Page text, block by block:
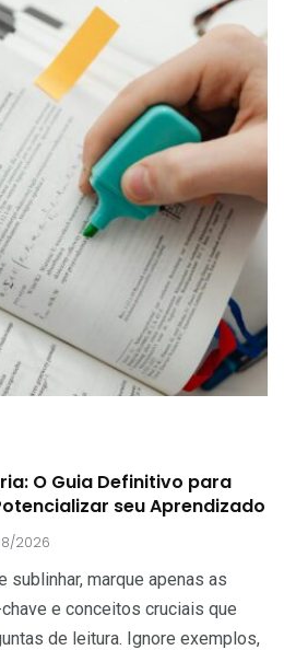
O Guia Definitivo para
seu Aprendizado
2026
sublinhar, marque apenas as
e conceitos cruciais que
de leitura. Ignore exemplos,